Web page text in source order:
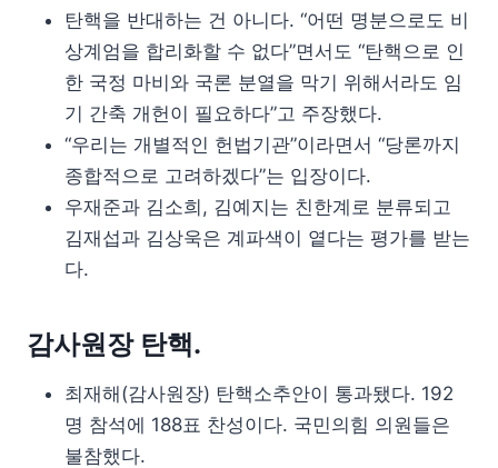
탄핵을 반대하는 건 아니다. “어떤 명분으로도 비
상계엄을 합리화할 수 없다”면서도 “탄핵으로 인
한 국정 마비와 국론 분열을 막기 위해서라도 임
기 간축 개헌이 필요하다”고 주장했다.
“우리는 개별적인 헌법기관”이라면서 “당론까지
종합적으로 고려하겠다”는 입장이다.
우재준과 김소희, 김예지는 친한계로 분류되고
김재섭과 김상욱은 계파색이 옅다는 평가를 받는
다.
감사원장 탄핵.
최재해(감사원장) 탄핵소추안이 통과됐다. 192
명 참석에 188표 찬성이다. 국민의힘 의원들은
불참했다.